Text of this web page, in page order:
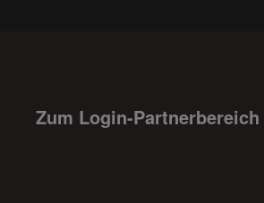
Zum Login-Partnerbereich